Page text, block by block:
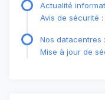
Actualité
Avis de sécurité
Nos datacentres :
Mise à jour de